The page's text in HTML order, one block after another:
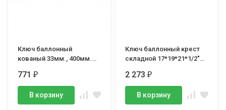
Ключ баллонный
кованый 33мм., 400мм.
771₽
В корзину
Ключ баллонный крест
складной 17*19*21*1/2"
2 273₽
В корзину